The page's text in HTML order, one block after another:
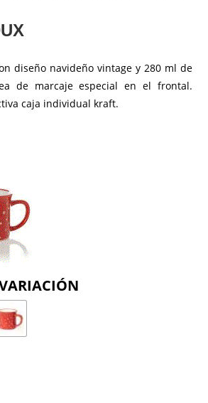
diseño navideño vintage y 280 ml de
de marcaje especial en el frontal.
caja individual kraft.